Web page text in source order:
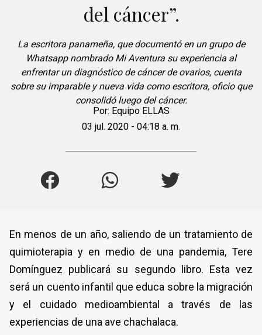
del cáncer”.
La escritora panameña, que documentó en un grupo de
Whatsapp nombrado Mi Aventura su experiencia al
enfrentar un diagnóstico de cáncer de ovarios, cuenta
sobre su imparable y nueva vida como escritora, oficio que
consolidó luego del cáncer.
Por: Equipo ELLAS
03 jul. 2020 - 04:18 a. m.
En menos de un año, saliendo de un tratamiento de
quimioterapia y en medio de una pandemia, Tere
Domínguez publicará su segundo libro. Esta vez
será un cuento infantil que educa sobre la migración
y el cuidado medioambiental a través de las
experiencias de una ave chachalaca.